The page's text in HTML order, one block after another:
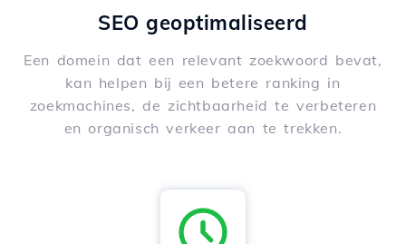
SEO geoptimaliseerd
Een domein dat een relevant zoekwoord bevat,
kan helpen bij een betere ranking in
zoekmachines, de zichtbaarheid te verbeteren
en organisch verkeer aan te trekken.